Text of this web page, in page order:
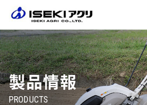
製品情報
PRODUCTS